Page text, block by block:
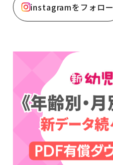
instagramをフォロー